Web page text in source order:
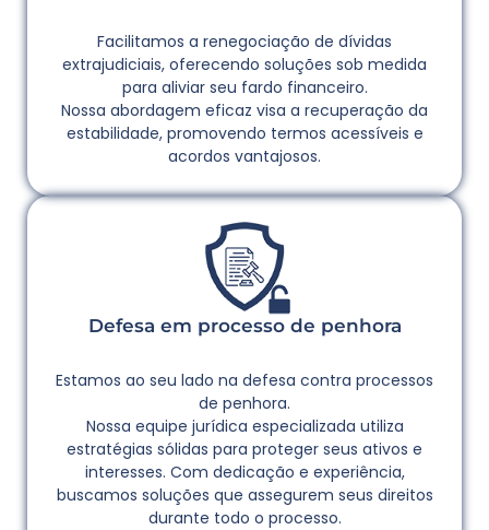
Facilitamos a renegociação de dívidas
extrajudiciais, oferecendo soluções sob medida
para aliviar seu fardo financeiro.
Nossa abordagem eficaz visa a recuperação da
estabilidade, promovendo termos acessíveis e
acordos vantajosos.
Defesa em processo de penhora
Estamos ao seu lado na defesa contra processos
de penhora.
Nossa equipe jurídica especializada utiliza
estratégias sólidas para proteger seus ativos e
interesses. Com dedicação e experiência,
buscamos soluções que assegurem seus direitos
durante todo o processo.